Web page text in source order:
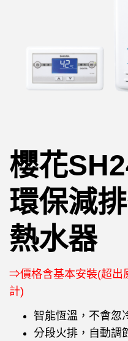
櫻花
環保減
熱水器
⇒價格含基本安裝(超出
計)
智能恆溫，不會忽
分段火排，自動調